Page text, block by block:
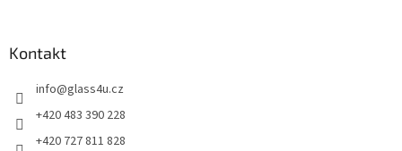
Kontakt
info@glass4u.cz
+420 483 390 228
+420 727 811 828